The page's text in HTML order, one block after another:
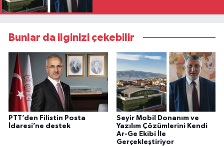
Bunlar da ilginizi çekebilir
PTT’den Filistin Posta
İdaresi’ne destek
Seyir Mobil Donanım ve
Yazılım Çözümlerini Kendi
Ar-Ge Ekibi İle
Gerçekleştiriyor